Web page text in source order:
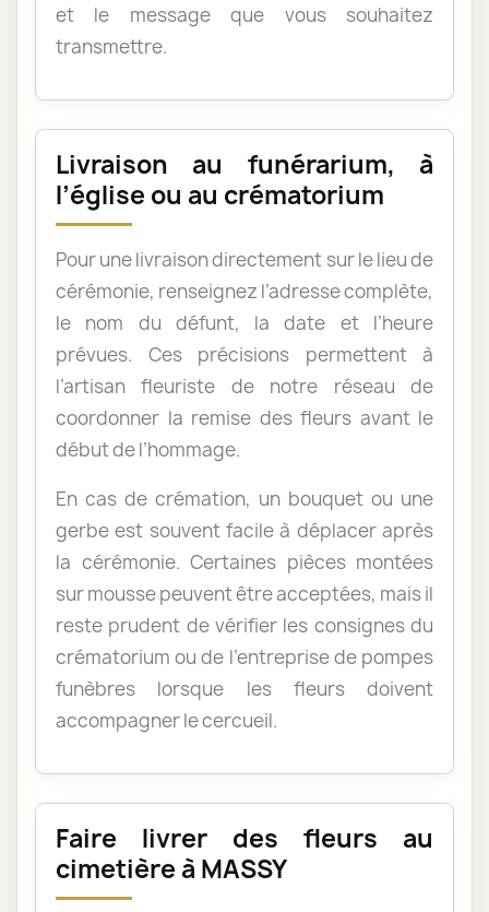
et le message que vous souhaitez
transmettre.
Livraison au funérarium, à
l’église ou au crématorium
Pour une livraison directement sur le lieu de
cérémonie, renseignez l’adresse complète,
le nom du défunt, la date et l’heure
prévues. Ces précisions permettent à
l’artisan fleuriste de notre réseau de
coordonner la remise des fleurs avant le
début de l’hommage.
En cas de crémation, un bouquet ou une
gerbe est souvent facile à déplacer après
la cérémonie. Certaines pièces montées
sur mousse peuvent être acceptées, mais il
reste prudent de vérifier les consignes du
crématorium ou de l’entreprise de pompes
funèbres lorsque les fleurs doivent
accompagner le cercueil.
Faire livrer des fleurs au
cimetière à MASSY